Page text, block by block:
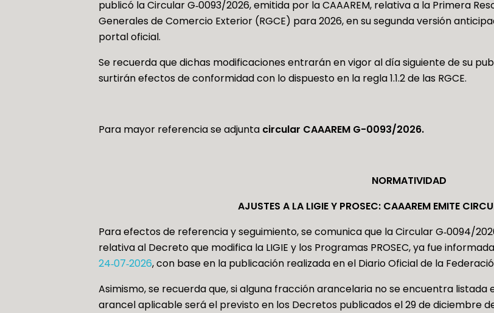
publicó la Circular G‑0093/2026, emitida por la CAAAREM, relativa a la Primera
Generales de Comercio Exterior (RGCE) para 2026, en su segunda versión
portal oficial.
Se recuerda que dichas modificaciones entrarán en vigor al día siguiente de su
surtirán efectos de conformidad con lo dispuesto en la regla 1.1.2 de las RGCE.
Para mayor referencia se adjunta circular CAAAREM G-0093/2026.
NORMATIVIDAD
AJUSTES A LA LIGIE Y PROSEC: CAAAREM EMITE
Para efectos de referencia y seguimiento, se comunica que la Circular G‑0094/
relativa al Decreto que modifica la LIGIE y los Programas PROSEC, ya fue
24‑07‑2026, con base en la publicación realizada en el Diario Oficial de la
Asimismo, se recuerda que, si alguna fracción arancelaria no se encuentra
arancel aplicable será el previsto en los Decretos publicados el 29 de diciembre